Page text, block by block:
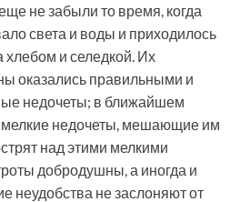
не забыли то время, когда
света и воды и приходилось
хлебом и селедкой. Их
оказались правильными и
недочеты; в ближайшем
мелкие недочеты, мешающие им
над этими мелкими
добродушны, а иногда и
неудобства не заслоняют от